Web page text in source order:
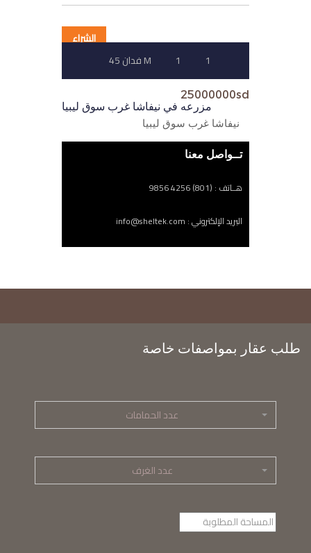
الشراء
45 فدان M
1 1
25000000sd
مزرعه في نيفاشا غرب سوق ليبيا
نيفاشا غرب سوق ليبيا
تــواصل معنا
هــاتف : (801) 4256 9856
البريد الإلكتروني : info@sheltek.com
طلب عقار بمواصفات خاصة
عدد الحمامات
عدد الغرف